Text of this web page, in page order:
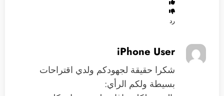
رد
iPhone User
شكرا حقيقة لجهودكم ولدي اقتراحات
بسيطة ولكم الرأي: